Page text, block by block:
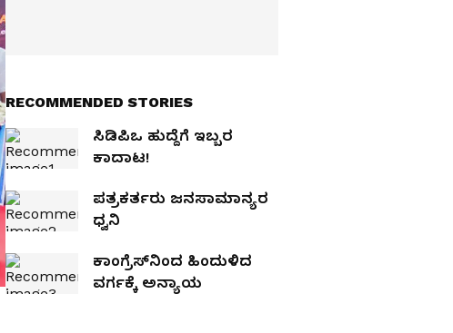
RECOMMENDED STORIES
ಸಿಡಿಪಿಒ ಹುದ್ದೆಗೆ ಇಬ್ಬರ
ಕಾದಾಟ!
ಪತ್ರಕರ್ತರು ಜನಸಾಮಾನ್ಯರ
ಧ್ವನಿ
ಕಾಂಗ್ರೆಸ್‌ನಿಂದ ಹಿಂದುಳಿದ
ವರ್ಗಕ್ಕೆ ಅನ್ಯಾಯ